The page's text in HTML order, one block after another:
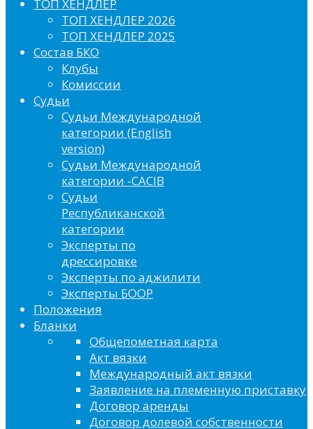
ТОП ХЕНДЛЕР
ТОП ХЕНДЛЕР 2026
ТОП ХЕНДЛЕР 2025
Состав БКО
Клубы
Комиссии
Судьи
Судьи Международной
категории (English
version)
Судьи Международной
категории -CACIB
Судьи
Республиканской
категории
Эксперты по
дрессировке
Эксперты по аджилити
Эксперты БООР
Положения
Бланки
Общепометная карта
Акт вязки
Международный акт вязки
Заявление на племенную приставку
Договор аренды
Договор долевой собственности